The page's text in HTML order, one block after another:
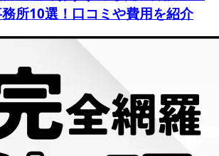
所10選！口コミや費用を紹介